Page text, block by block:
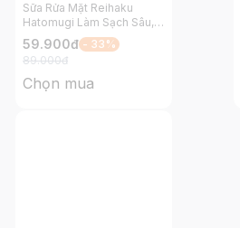
Sữa Rửa Mặt Reihaku
Hatomugi Làm Sạch Sâu,
Làm Sáng Da và Ngừa Mụn
2in1 130g
59.900đ - 33%
89.000đ
Chọn mua